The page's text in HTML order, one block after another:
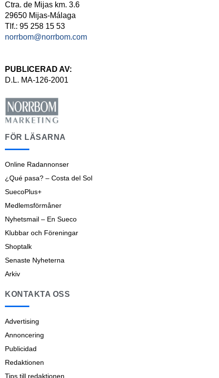
Ctra. de Mijas km. 3.6
29650 Mijas-Málaga
Tlf.: 95 258 15 53
norrbom@norrbom.com
PUBLICERAD AV:
D.L. MA-126-2001
FÖR LÄSARNA
Online Radannonser
¿Qué pasa? – Costa del Sol
SuecoPlus+
Medlemsförmåner
Nyhetsmail – En Sueco
Klubbar och Föreningar
Shoptalk
Senaste Nyheterna
Arkiv
KONTAKTA OSS
Advertising
Annoncering
Publicidad
Redaktionen
Tips till redaktionen